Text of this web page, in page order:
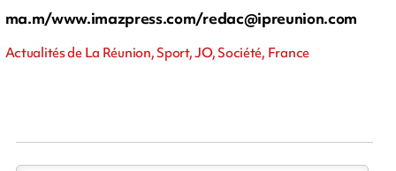
ma.m/www.imazpress.com/redac@ipreunion.com
Actualités de La Réunion, Sport, JO, Société, France